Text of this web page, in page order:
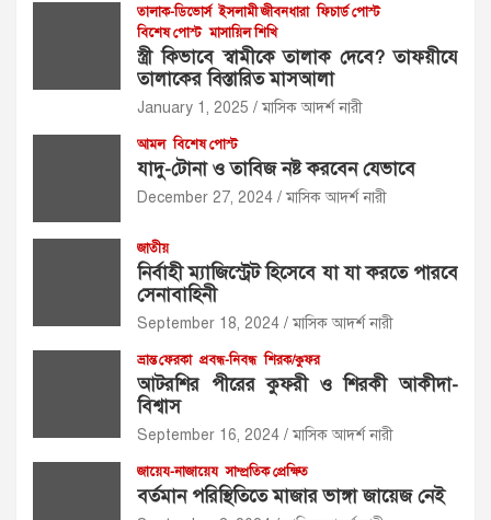
তালাক-ডিভোর্স ইসলামী জীবনধারা ফিচার্ড পোস্ট
বিশেষ পোস্ট মাসায়িল শিখি
স্ত্রী কিভাবে স্বামীকে তালাক দেবে? তাফয়ীযে
তালাকের বিস্তারিত মাসআলা
January 1, 2025 মাসিক আদর্শ নারী
আমল বিশেষ পোস্ট
যাদু-টোনা ও তাবিজ নষ্ট করবেন যেভাবে
December 27, 2024 মাসিক আদর্শ নারী
জাতীয়
নির্বাহী ম্যাজিস্ট্রেট হিসেবে যা যা করতে পারবে
সেনাবাহিনী
September 18, 2024 মাসিক আদর্শ নারী
ভ্রান্ত ফেরকা প্রবন্ধ-নিবন্ধ শিরক/কুফর
আটরশির পীরের কুফরী ও শিরকী আকীদা-
বিশ্বাস
September 16, 2024 মাসিক আদর্শ নারী
জায়েয-নাজায়েয সাম্প্রতিক প্রেক্ষিত
বর্তমান পরিস্থিতিতে মাজার ভাঙ্গা জায়েজ নেই